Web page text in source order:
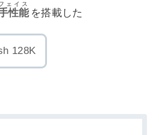
性能
ェイス
を搭載した
128K